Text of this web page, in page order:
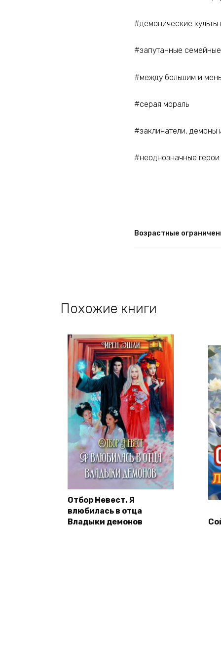
​​​​​​​#демонические культы
​​​​​​​#запутанные
​​​​​​​#между большим и
​​​​​​​#серая мораль
​​​​​​​#заклинатели, демоны
​​​​​​​#неоднозначные герои
Возрастные
Похожие книги
Отбор Невест. Я
влюбилась в отца
Владыки демонов